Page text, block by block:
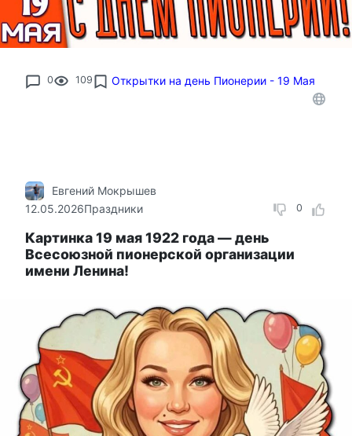
0 109 Открытки на день Пионерии - 19 Мая
0
Евгений Мокрышев
12.05.2026Праздники
Картинка 19 мая 1922 года — день
Всесоюзной пионерской организации
имени Ленина!